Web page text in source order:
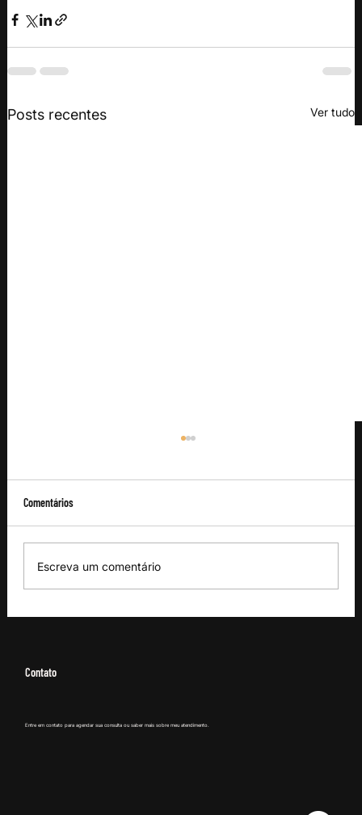
Posts recentes Ver tudo
Comentários
Escreva um comentário
Contato
Entre em contato para agendar sua consulta ou saber mais sobre meu atendimento.